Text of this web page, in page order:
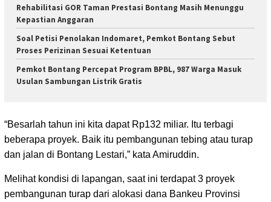
Rehabilitasi GOR Taman Prestasi Bontang Masih Menunggu
Kepastian Anggaran
Soal Petisi Penolakan Indomaret, Pemkot Bontang Sebut
Proses Perizinan Sesuai Ketentuan
Pemkot Bontang Percepat Program BPBL, 987 Warga Masuk
Usulan Sambungan Listrik Gratis
“Besarlah tahun ini kita dapat Rp132 miliar. Itu terbagi
beberapa proyek. Baik itu pembangunan tebing atau turap
dan jalan di Bontang Lestari,” kata Amiruddin.
Melihat kondisi di lapangan, saat ini terdapat 3 proyek
pembangunan turap dari alokasi dana Bankeu Provinsi